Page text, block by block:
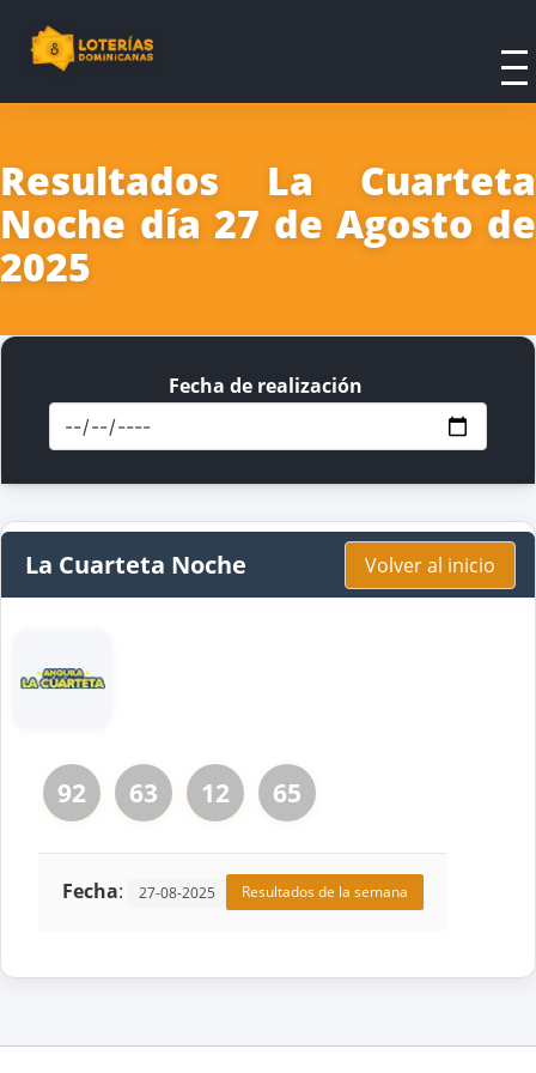
Resultados La Cuarteta
Noche día 27 de Agosto de
2025
Fecha de realización
La Cuarteta Noche Volver al inicio
92 63 12 65
Fecha: 27-08-2025 Resultados de la semana